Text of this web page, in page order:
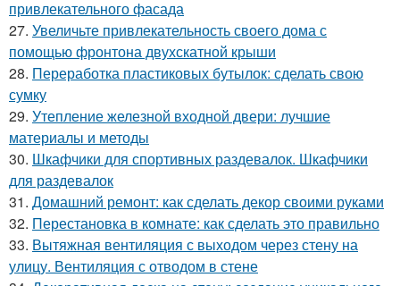
привлекательного фасада
27. Увеличьте привлекательность своего дома с
помощью фронтона двухскатной крыши
28. Переработка пластиковых бутылок: сделать свою
сумку
29. Утепление железной входной двери: лучшие
материалы и методы
30. Шкафчики для спортивных раздевалок. Шкафчики
для раздевалок
31. Домашний ремонт: как сделать декор своими руками
32. Перестановка в комнате: как сделать это правильно
33. Вытяжная вентиляция с выходом через стену на
улицу. Вентиляция с отводом в стене